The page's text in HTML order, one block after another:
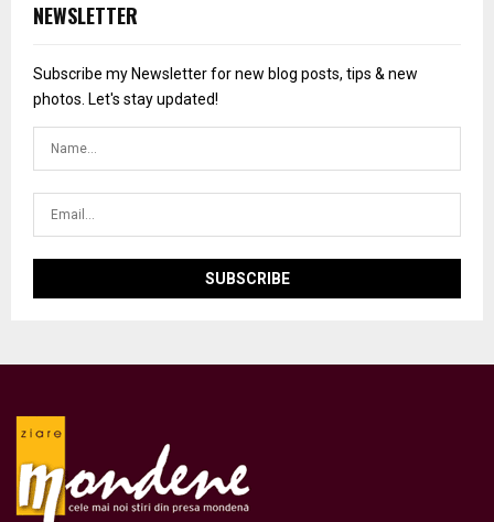
NEWSLETTER
Subscribe my Newsletter for new blog posts, tips & new
photos. Let's stay updated!